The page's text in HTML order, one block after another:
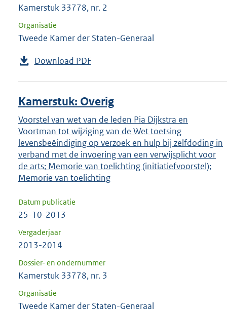
Kamerstuk 33778, nr. 2
Organisatie
Tweede Kamer der Staten-Generaal
Download PDF
Kamerstuk: Overig
Voorstel van wet van de leden Pia Dijkstra en
Voortman tot wijziging van de Wet toetsing
levensbeëindiging op verzoek en hulp bij zelfdoding in
verband met de invoering van een verwijsplicht voor
de arts; Memorie van toelichting (initiatiefvoorstel);
Memorie van toelichting
Datum publicatie
25-10-2013
Vergaderjaar
2013-2014
Dossier- en ondernummer
Kamerstuk 33778, nr. 3
Organisatie
Tweede Kamer der Staten-Generaal